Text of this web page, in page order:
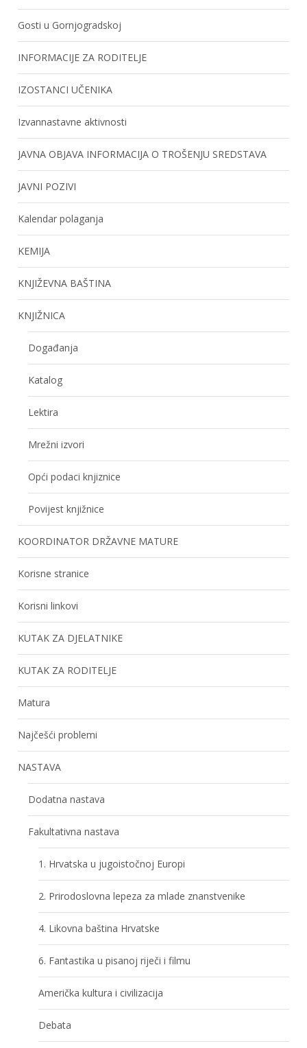
Gosti u Gornjogradskoj
INFORMACIJE ZA RODITELJE
IZOSTANCI UČENIKA
Izvannastavne aktivnosti
JAVNA OBJAVA INFORMACIJA O TROŠENJU SREDSTAVA
JAVNI POZIVI
Kalendar polaganja
KEMIJA
KNJIŽEVNA BAŠTINA
KNJIŽNICA
Događanja
Katalog
Lektira
Mrežni izvori
Opći podaci knjiznice
Povijest knjižnice
KOORDINATOR DRŽAVNE MATURE
Korisne stranice
Korisni linkovi
KUTAK ZA DJELATNIKE
KUTAK ZA RODITELJE
Matura
Najčešći problemi
NASTAVA
Dodatna nastava
Fakultativna nastava
1. Hrvatska u jugoistočnoj Europi
2. Prirodoslovna lepeza za mlade znanstvenike
4. Likovna baština Hrvatske
6. Fantastika u pisanoj riječi i filmu
Američka kultura i civilizacija
Debata